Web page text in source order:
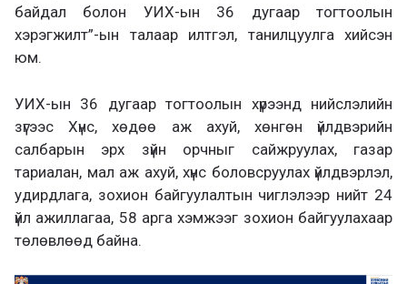
байдал болон УИХ-ын 36 дугаар тогтоолын
хэрэгжилт”-ын талаар илтгэл, танилцуулга хийсэн
юм.
УИХ-ын 36 дугаар тогтоолын хүрээнд нийслэлийн
зүгээс Хүнс, хөдөө аж ахуй, хөнгөн үйлдвэрийн
салбарын эрх зүйн орчныг сайжруулах, газар
тариалан, мал аж ахуй, хүнс боловсруулах үйлдвэрлэл,
удирдлага, зохион байгуулалтын чиглэлээр нийт 24
үйл ажиллагаа, 58 арга хэмжээг зохион байгуулахаар
төлөвлөөд байна.